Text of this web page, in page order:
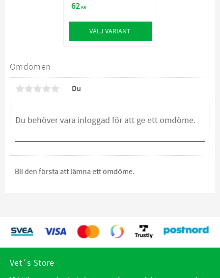
Omdömen
Du
Bli den första att lämna ett omdöme.
62KR
VÄLJ VARIANT
Vet´s Store